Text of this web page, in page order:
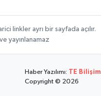
linkler ayrı bir sayfada açılır.
yayınlanamaz
Haber Yazılımı: TE Bilişim
Copyright © 2026